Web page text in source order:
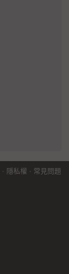
· 隱私權 · 常見問題